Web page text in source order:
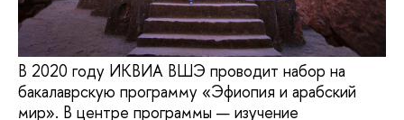
В 2020 году ИКВИА ВШЭ проводит набор на
бакалаврскую программу «Эфиопия и арабский
мир». В центре программы — изучение